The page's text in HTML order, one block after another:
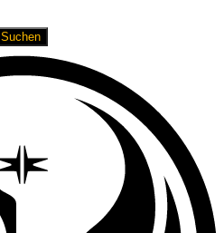
Suchen